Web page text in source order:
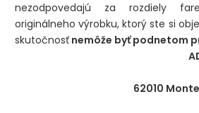
nezodpovedajú za rozdiely
originálneho výrobku, ktorý ste si
skutočnosť nemôže byť podnetom
62010